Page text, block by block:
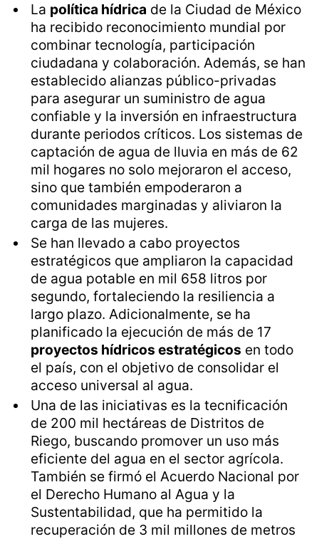
La política hídrica de la Ciudad de México
ha recibido reconocimiento mundial por
combinar tecnología, participación
ciudadana y colaboración. Además, se han
establecido alianzas público-privadas
para asegurar un suministro de agua
confiable y la inversión en infraestructura
durante periodos críticos. Los sistemas de
captación de agua de lluvia en más de 62
mil hogares no solo mejoraron el acceso,
sino que también empoderaron a
comunidades marginadas y aliviaron la
carga de las mujeres.
Se han llevado a cabo proyectos
estratégicos que ampliaron la capacidad
de agua potable en mil 658 litros por
segundo, fortaleciendo la resiliencia a
largo plazo. Adicionalmente, se ha
planificado la ejecución de más de 17
proyectos hídricos estratégicos en todo
el país, con el objetivo de consolidar el
acceso universal al agua.
Una de las iniciativas es la tecnificación
de 200 mil hectáreas de Distritos de
Riego, buscando promover un uso más
eficiente del agua en el sector agrícola.
También se firmó el Acuerdo Nacional por
el Derecho Humano al Agua y la
Sustentabilidad, que ha permitido la
recuperación de 3 mil millones de metros